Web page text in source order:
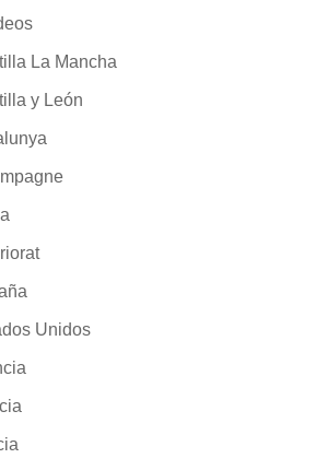
La Mancha
y León
Unidos